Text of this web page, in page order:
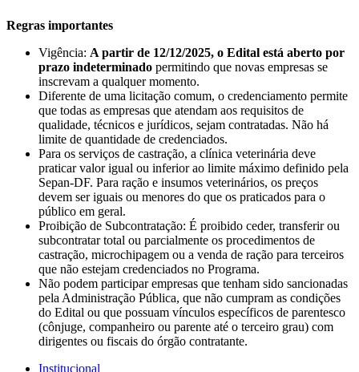
Regras importantes
Vigência: A partir de 12/12/2025, o Edital está aberto por
prazo indeterminado permitindo que novas empresas se
inscrevam a qualquer momento.
Diferente de uma licitação comum, o credenciamento permite
que todas as empresas que atendam aos requisitos de
qualidade, técnicos e jurídicos, sejam contratadas. Não há
limite de quantidade de credenciados.
Para os serviços de castração, a clínica veterinária deve
praticar valor igual ou inferior ao limite máximo definido pela
Sepan-DF. Para ração e insumos veterinários, os preços
devem ser iguais ou menores do que os praticados para o
público em geral.
Proibição de Subcontratação: É proibido ceder, transferir ou
subcontratar total ou parcialmente os procedimentos de
castração, microchipagem ou a venda de ração para terceiros
que não estejam credenciados no Programa.
Não podem participar empresas que tenham sido sancionadas
pela Administração Pública, que não cumpram as condições
do Edital ou que possuam vínculos específicos de parentesco
(cônjuge, companheiro ou parente até o terceiro grau) com
dirigentes ou fiscais do órgão contratante.
Institucional